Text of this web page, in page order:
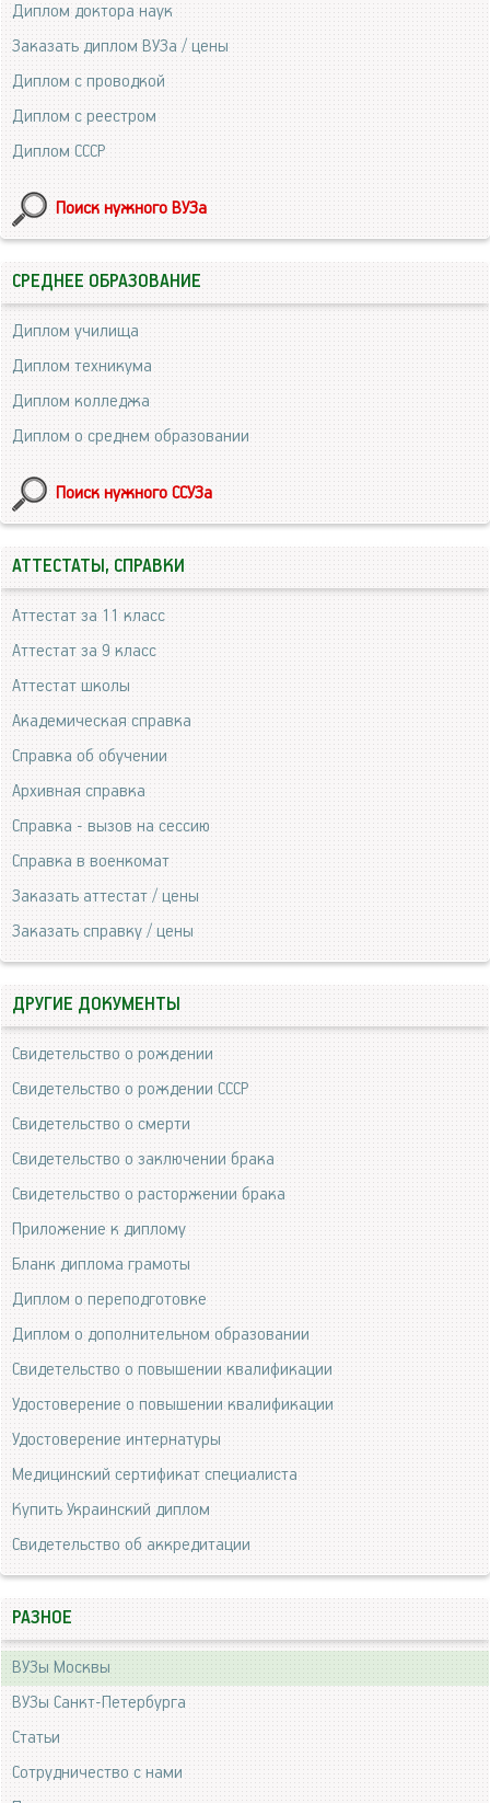
Диплом доктора наук
Заказать диплом ВУЗа / цены
Диплом с проводкой
Диплом с реестром
Диплом СССР
Поиск нужного ВУЗа
СРЕДНЕЕ ОБРАЗОВАНИЕ
Диплом училища
Диплом техникума
Диплом колледжа
Диплом о среднем образовании
Поиск нужного ССУЗа
АТТЕСТАТЫ, СПРАВКИ
Аттестат за 11 класс
Аттестат за 9 класс
Аттестат школы
Академическая справка
Справка об обучении
Архивная справка
Справка - вызов на сессию
Справка в военкомат
Заказать аттестат / цены
Заказать справку / цены
ДРУГИЕ ДОКУМЕНТЫ
Свидетельство о рождении
Свидетельство о рождении СССР
Свидетельство о смерти
Свидетельство о заключении брака
Свидетельство о расторжении брака
Приложение к диплому
Бланк диплома грамоты
Диплом о переподготовке
Диплом о дополнительном образовании
Свидетельство о повышении квалификации
Удостоверение о повышении квалификации
Удостоверение интернатуры
Медицинский сертификат специалиста
Купить Украинский диплом
Свидетельство об аккредитации
РАЗНОЕ
ВУЗы Москвы
ВУЗы Санкт-Петербурга
Статьи
Сотрудничество с нами